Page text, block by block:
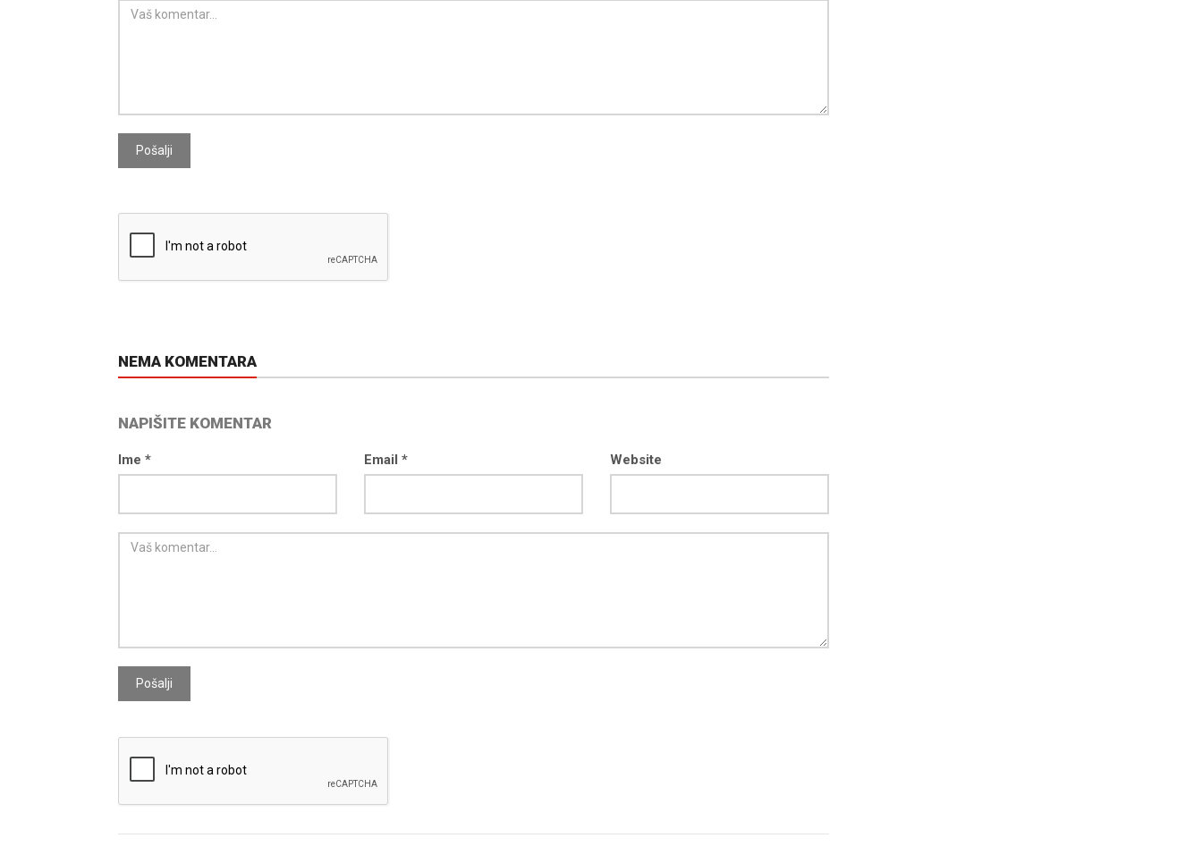
Pošalji
NEMA KOMENTARA
NAPIŠITE KOMENTAR
Ime * Email * Website
Pošalji